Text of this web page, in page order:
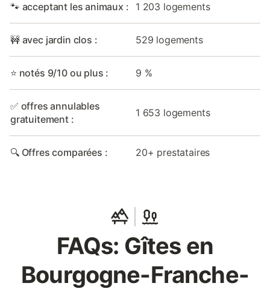
🐾 acceptant les animaux : 1 203 logements
🚧 avec jardin clos : 529 logements
⭐ notés 9/10 ou plus : 9 %
✅ offres annulables
gratuitement :
1 653 logements
🔍 Offres comparées : 20+ prestataires
FAQs: Gîtes en
Bourgogne-Franche-